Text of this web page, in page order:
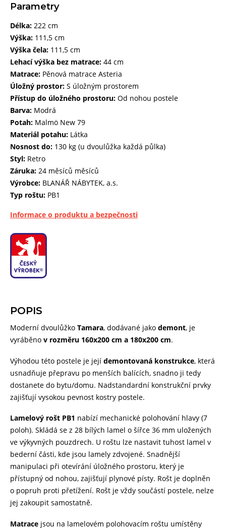
POPIS
Moderní dvoulůžko Tamara, dodávané jako demont, je
vyráběno v rozměru 160x200 cm a 180x200 cm.
Výhodou této postele je její demontovaná konstrukce, která
usnadňuje přepravu po menších balících, snadno ji tedy
dostanete do bytu/domu. Nadstandardní konstrukční prvky
zajišťují vysokou pevnost kostry postele.
Lamelový rošt PB1 nabízí mechanické polohování hlavy (7
poloh). Skládá se z 28 bílých lamel o šířce 36 mm uložených
ve výkyvných pouzdrech. U roštu lze nastavit tuhost lamel v
bederní části, kde jsou lamely zdvojené. Snadnější
manipulaci při otevírání úložného prostoru, který je
přístupný od nohou, zajišťují plynové písty. Rošt je doplněn
o popruh proti přetížení. Rošt je vždy součástí postele, nelze
jej zakoupit samostatně.
Matrace jsou na lamelovém polohovacím roštu umístěny
Parametry
Délka: 222 cm
Výška: 111,5 cm
Výška čela: 111,5 cm
Lehací výška bez matrace: 44 cm
Matrace: Pěnová matrace Asteria
Úložný prostor: S úložným prostorem
Přístup do úložného prostoru: Od nohou postele
Barva: Modrá
Potah: Malmö New 79
Materiál potahu: Látka
Nosnost do: 130 kg (u dvoulůžka každá půlka)
Styl: Retro
Záruka: 24 měsíců měsíců
Výrobce: BLANÁŘ NÁBYTEK, a.s.
Typ roštu: PB1
Informace o produktu a bezpečnosti